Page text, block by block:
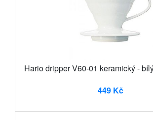
Hario dripper V60-01 keramický -
449 Kč